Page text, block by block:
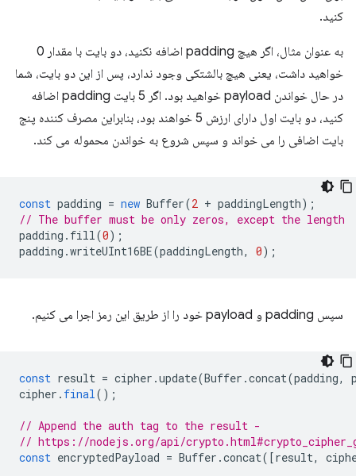
کنید.
به عنوان مثال، اگر هیچ padding اضافه نکنید، دو بایت با مقدار 0
خواهید داشت، یعنی هیچ بالشتکی وجود ندارد، پس از این دو بایت، شما
در حال خواندن payload خواهید بود. اگر 5 بایت padding اضافه
کنید، دو بایت اول دارای ارزش 5 خواهند بود، بنابراین مصرف کننده پنج
بایت اضافی را می خواند و سپس شروع به خواندن محموله می کند.
const padding = new Buffer(2 + paddingLength);
// The buffer must be only zeros, except the length
padding . fill(0);
padding .writeUInt16BE(paddingLength, 0);
سپس padding و payload خود را از طریق این رمز اجرا می کنیم.
const result = cipher .update(Buffer .concat(padding,
cipher . final();
// Append the auth tag to the result -
// https://nodejs.org/api/
const encryptedPayload = Buffer .concat([result,